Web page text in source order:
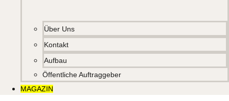
Über Uns
Kontakt
Aufbau
Öffentliche Auftraggeber
MAGAZIN